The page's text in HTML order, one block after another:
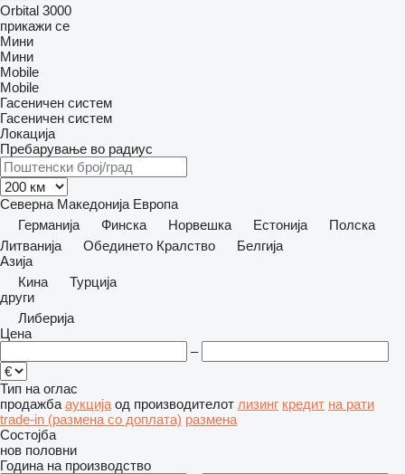
Orbital 3000
прикажи се
Мини
Мини
Mobile
Mobile
Гасеничен систем
Гасеничен систем
Локација
Пребарување во радиус
Северна Македонија Европа
Германија
Финска Норвешка Естонија
Полска
Литванија
Обединето Кралство
Белгија
Азија
Кина
Турција
други
Либерија
Цена
–
Тип на оглас
продажба аукција од производителот лизинг кредит на рати
trade-in (размена со доплата) размена
Состојба
нов половни
Година на производство